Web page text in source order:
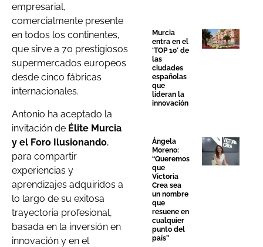
empresarial,
comercialmente presente
en todos los continentes,
que sirve a 70 prestigiosos
supermercados europeos
desde cinco fábricas
internacionales.
Antonio ha aceptado la
invitación de Élite Murcia
y el Foro Ilusionando,
para compartir
experiencias y
aprendizajes adquiridos a
lo largo de su exitosa
trayectoria profesional,
basada en la inversión en
innovación y en el
Murcia
entra en el
‘TOP 10’ de
las
ciudades
españolas
que
lideran la
innovación
Ángela
Moreno:
“Queremos
que
Victoria
Crea sea
un nombre
que
resuene en
cualquier
punto del
país”